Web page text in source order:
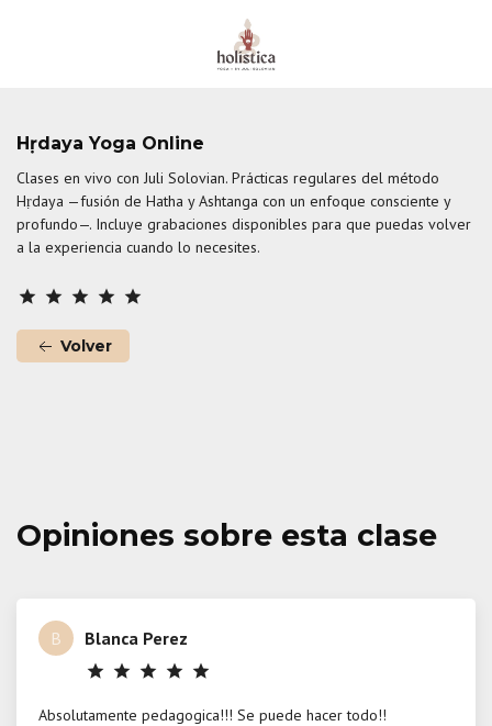
Hṛdaya Yoga Online
Clases en vivo con Juli Solovian. Prácticas regulares del método
Hṛdaya —fusión de Hatha y Ashtanga con un enfoque consciente y
profundo—. Incluye grabaciones disponibles para que puedas volver
a la experiencia cuando lo necesites.
star star star star star
Volver
Opiniones sobre esta clase
B Blanca Perez
star star star star star
Absolutamente pedagogica!!! Se puede hacer todo!!